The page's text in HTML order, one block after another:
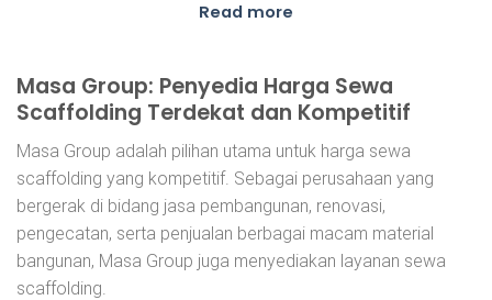
Read more
Masa Group: Penyedia Harga Sewa
Scaffolding Terdekat dan Kompetitif
Masa Group adalah pilihan utama untuk harga sewa
scaffolding yang kompetitif. Sebagai perusahaan yang
bergerak di bidang jasa pembangunan, renovasi,
pengecatan, serta penjualan berbagai macam material
bangunan, Masa Group juga menyediakan layanan sewa
scaffolding.